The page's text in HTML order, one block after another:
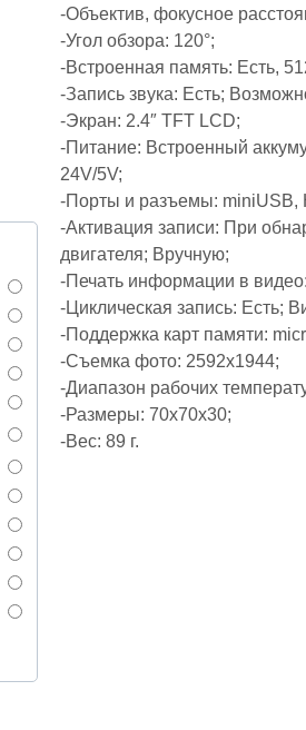
-Объектив, фокусное
-Угол обзора: 120°;
-Встроенная память: Есть,
-Запись звука: Есть;
-Экран: 2.4″ TFT LCD;
-Питание: Встроенный
24V/5V;
-Порты и разъемы: miniUSB,
-Активация записи: При
двигателя; Вручную;
-Печать информации в
-Циклическая запись: Есть;
-Поддержка карт памяти:
-Съемка фото: 2592х1944;
-Диапазон рабочих
-Размеры: 70x70x30;
-Вес: 89 г.